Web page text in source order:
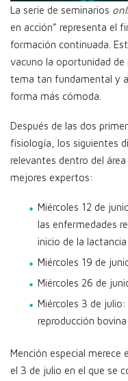
La serie de seminarios
en acción” representa el
formación continuada.
vacuno la oportunidad
tema tan fundamental y
forma más cómoda.
Después de las dos
fisiología, los siguientes
relevantes dentro del
mejores expertos:
Miércoles 12 de
las enfermedades
inicio de la
Miércoles 19 de
Miércoles 26 de
Miércoles 3 de julio:
reproducción
Mención especial merece
el 3 de julio en el que se